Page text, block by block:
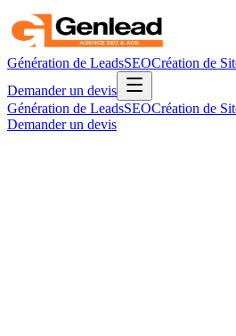
Génération de LeadsSEOCréation de
Demander un devis
Génération de LeadsSEOCréation de
Demander un devis